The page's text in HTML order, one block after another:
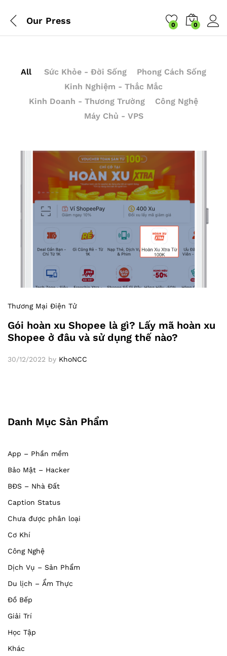
Our Press 0 0
All Sức Khỏe - Đời Sống
Phong Cách Sống
Kinh Nghiệm - Thắc Mắc
Kinh Doanh - Thương Trường
Công Nghệ
Máy Chủ - VPS
Thương Mại Điện Tử
Gói hoàn xu Shopee là gì? Lấy mã hoàn xu
Shopee ở đâu và sử dụng thế nào?
30/12/2022 by KhoNCC
Danh Mục Sản Phẩm
App – Phần mềm
Bảo Mật – Hacker
BĐS – Nhà Đất
Caption Status
Chưa được phân loại
Cơ Khí
Công Nghệ
Dịch Vụ – Sản Phẩm
Du lịch – Ẩm Thực
Đồ Bếp
Giải Trí
Học Tập
Khác